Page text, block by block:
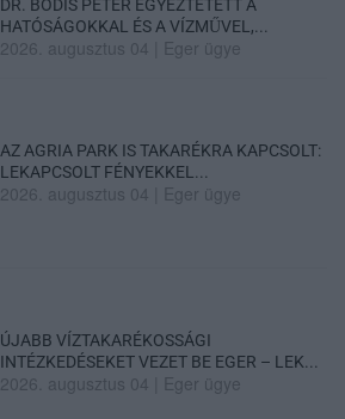
DR. BÓDIS PÉTER EGYEZTETETT A
HATÓSÁGOKKAL ÉS A VÍZMŰVEL,...
2026. augusztus 04 Eger ügye
AZ AGRIA PARK IS TAKARÉKRA KAPCSOLT:
LEKAPCSOLT FÉNYEKKEL...
2026. augusztus 04 Eger ügye
ÚJABB VÍZTAKARÉKOSSÁGI
INTÉZKEDÉSEKET VEZET BE EGER – LEK...
2026. augusztus 04 Eger ügye